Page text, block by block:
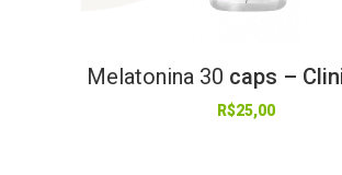
Melatonina 30 caps –
R$25,00